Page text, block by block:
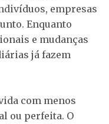
empresas
Enquanto
e mudanças
já fazem
com menos
ou perfeita. O